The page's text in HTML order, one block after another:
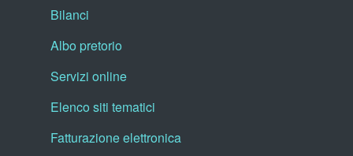
Bilanci
Albo pretorio
Servizi online
Elenco siti tematici
Fatturazione elettronica